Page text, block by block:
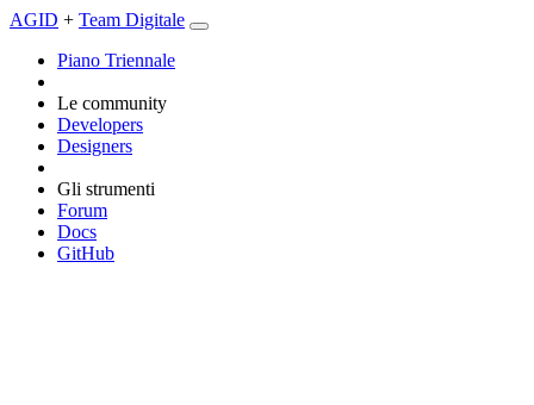
AGID + Team Digitale
Piano Triennale
Le community
Developers
Designers
Gli strumenti
Forum
Docs
GitHub